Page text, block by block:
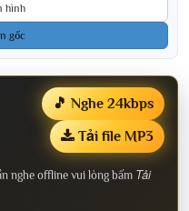
hình
gốc
🎵 Nghe 24kbps
Tải file MP3
nghe offline vui lòng bấm Tải